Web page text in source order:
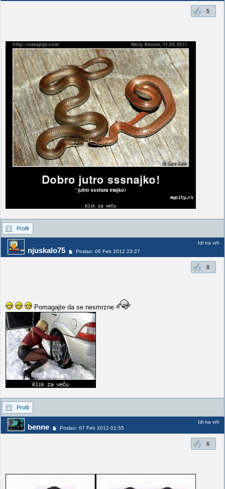
5
Profil
njuskalo75 Poslao: 06 Feb 2012 23:27
Idi na vrh
8
Pomagajte da se nesmrzne
Profil
benne Poslao: 07 Feb 2012 01:55
Idi na vrh
6